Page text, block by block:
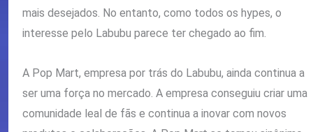
mais desejados. No entanto, como todos os hypes, o
interesse pelo Labubu parece ter chegado ao fim.
A Pop Mart, empresa por trás do Labubu, ainda continua a
ser uma força no mercado. A empresa conseguiu criar uma
comunidade leal de fãs e continua a inovar com novos